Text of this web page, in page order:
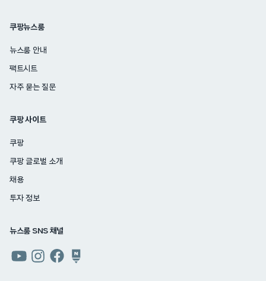
쿠팡뉴스룸
뉴스룸 안내
팩트시트
자주 묻는 질문
쿠팡 사이트
쿠팡
쿠팡 글로벌 소개
채용
투자 정보
뉴스룸 SNS 채널